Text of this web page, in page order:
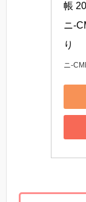
帳
ニ-
り
ニ-